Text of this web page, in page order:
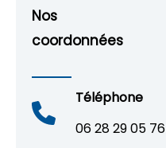
Nos
coordonnées
Téléphone
06 28 29 05 76